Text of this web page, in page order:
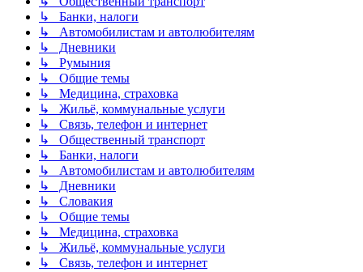
↳ Банки, налоги
↳ Автомобилистам и автолюбителям
↳ Дневники
↳ Румыния
↳ Общие темы
↳ Медицина, страховка
↳ Жильё, коммунальные услуги
↳ Связь, телефон и интернет
↳ Общественный транспорт
↳ Банки, налоги
↳ Автомобилистам и автолюбителям
↳ Дневники
↳ Словакия
↳ Общие темы
↳ Медицина, страховка
↳ Жильё, коммунальные услуги
↳ Связь, телефон и интернет